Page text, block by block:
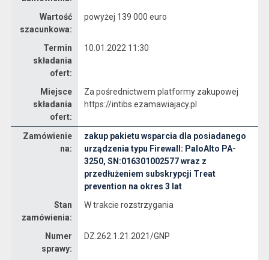
Wartość
szacunkowa:
powyżej 139 000 euro
Termin
składania
ofert:
10.01.2022 11:30
Miejsce
składania
ofert:
Za pośrednictwem platformy zakupowej
https://intibs.ezamawiajacy.pl
Zamówienie
na:
zakup pakietu wsparcia dla posiadanego
urządzenia typu Firewall: PaloAlto PA-
3250, SN:016301002577 wraz z
przedłużeniem subskrypcji Treat
prevention na okres 3 lat
Stan
zamówienia:
W trakcie rozstrzygania
Numer
sprawy:
DZ.262.1.21.2021/GNP